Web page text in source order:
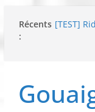
Récents
:
[TEST]
SWITCH